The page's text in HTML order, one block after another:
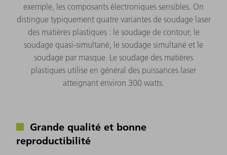
exemple, les composants électroniques sensibles. On
distingue typiquement quatre variantes de soudage laser
des matières plastiques : le soudage de contour, le
soudage quasi-simultané, le soudage simultané et le
soudage par masque. Le soudage des matières
plastiques utilise en général des puissances laser
atteignant environ 300 watts.
Grande qualité et bonne
reproductibilité